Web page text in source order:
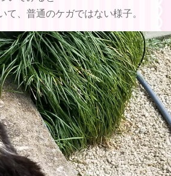
て、普通のケガではない様子。